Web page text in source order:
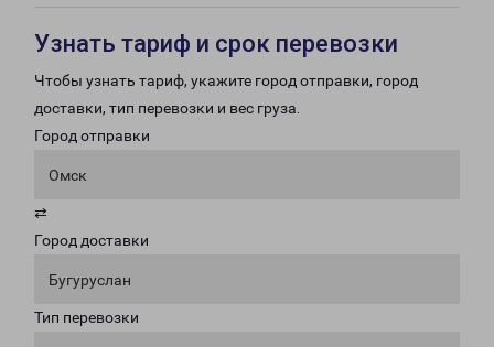
Узнать тариф и срок перевозки
Чтобы узнать тариф, укажите город отправки, город
доставки, тип перевозки и вес груза.
Город отправки
Омск
⇄
Город доставки
Бугуруслан
Тип перевозки